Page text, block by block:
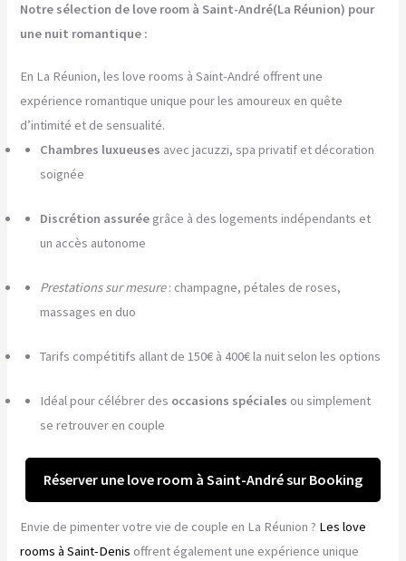
Notre sélection de love room à Saint-André(La Réunion) pour
une nuit romantique :
En La Réunion, les love rooms à Saint-André offrent une
expérience romantique unique pour les amoureux en quête
d’intimité et de sensualité.
Chambres luxueuses avec jacuzzi, spa privatif et décoration
soignée
Discrétion assurée grâce à des logements indépendants et
un accès autonome
Prestations sur mesure: champagne, pétales de roses,
massages en duo
Tarifs compétitifs allant de 150€ à 400€ la nuit selon les options
Idéal pour célébrer des occasions spéciales ou simplement
se retrouver en couple
Réserver une love room à Saint-André sur Booking
Envie de pimenter votre vie de couple en La Réunion ? Les love
rooms à Saint-Denis offrent également une expérience unique